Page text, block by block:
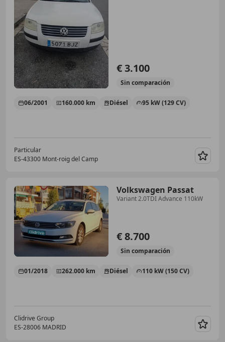
€ 3.100
Sin comparación
06/2001 160.000 km Diésel 95 kW (129 CV)
Particular
ES-43300 Mont-roig del Camp
Volkswagen Passat
Variant 2.0TDI Advance 110kW
€ 8.700
Sin comparación
01/2018 262.000 km Diésel 110 kW (150 CV)
Clidrive Group
ES-28006 MADRID